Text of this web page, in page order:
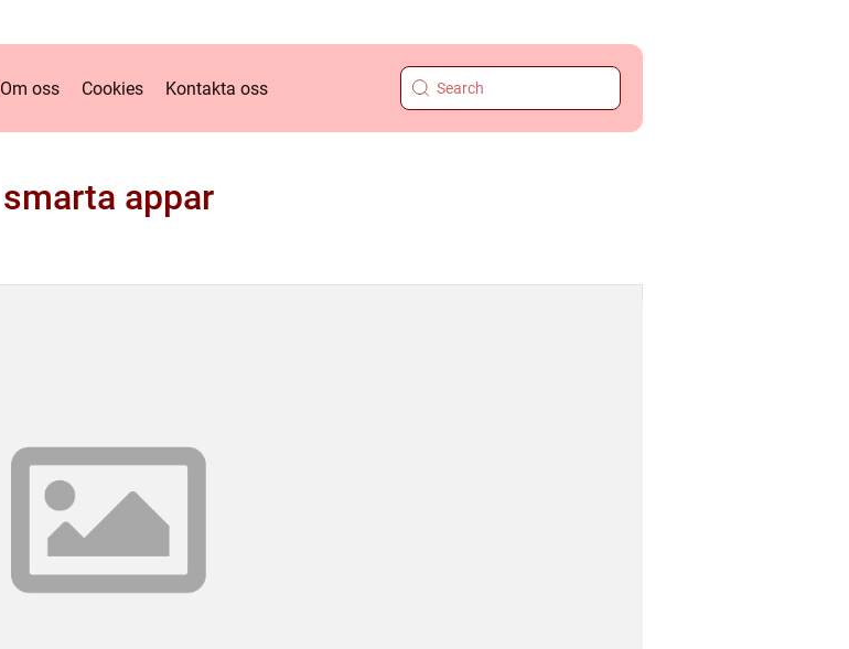
Om oss Cookies Kontakta oss
smarta appar